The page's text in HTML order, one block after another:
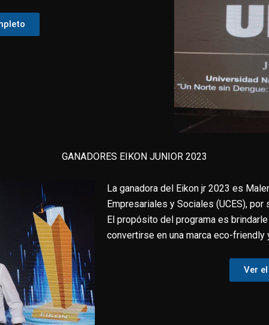
GANADORES EIKON JUNIOR 2023
La ganadora del Eikon jr 2023 es
Empresariales y Sociales (UCES), por
El propósito del programa es
convertirse en una marca eco-friendly
Ver